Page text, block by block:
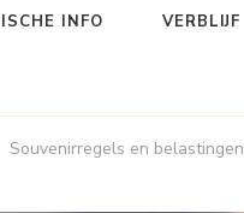
INFO VERBLIJF
Souvenirregels en belastingen